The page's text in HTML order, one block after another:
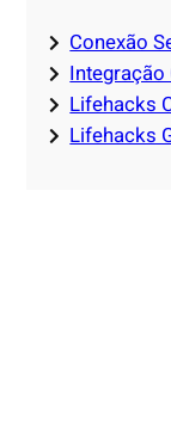
Conexão
Integração
Lifehacks
Lifehacks